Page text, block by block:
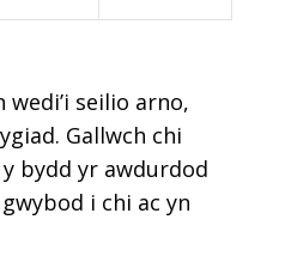
seilio arno,
Gallwch chi
bydd yr awdurdod
i chi ac yn